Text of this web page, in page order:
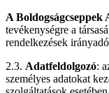
A Boldogságcseppek
tevékenységre a
rendelkezések
2.3. Adatfeldolgozó:
személyes adatokat